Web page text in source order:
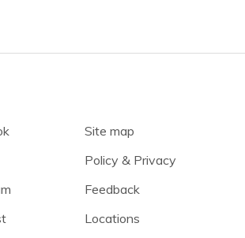
Site map
Policy & Privacy
Feedback
Locations